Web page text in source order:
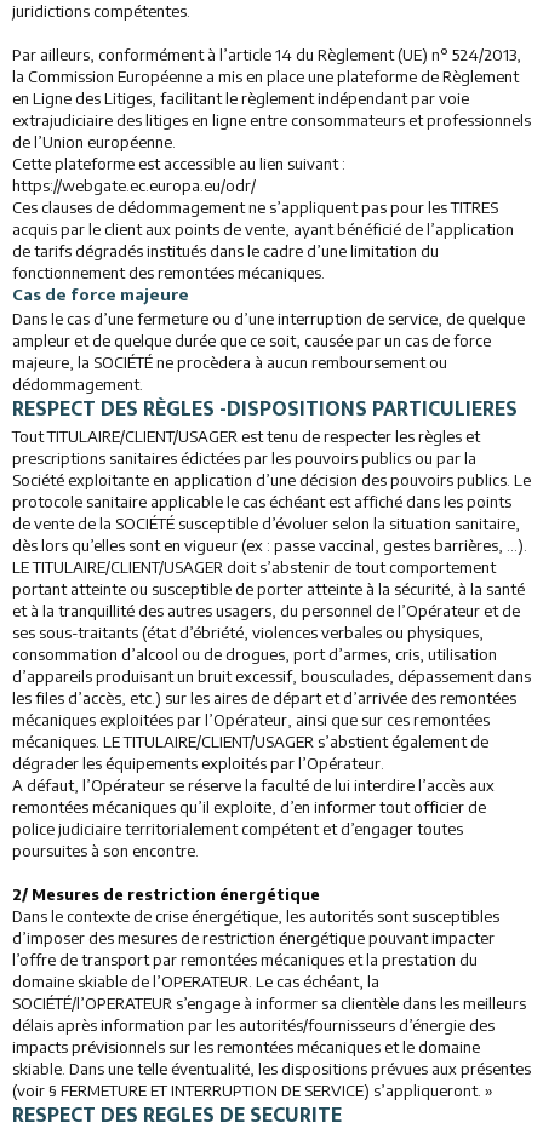
juridictions compétentes.
Par ailleurs, conformément à l’article 14 du Règlement (UE) n° 524/2013,
la Commission Européenne a mis en place une plateforme de Règlement
en Ligne des Litiges, facilitant le règlement indépendant par voie
extrajudiciaire des litiges en ligne entre consommateurs et professionnels
de l’Union européenne.
Cette plateforme est accessible au lien suivant :
https://webgate.ec.europa.eu/odr/
Ces clauses de dédommagement ne s’appliquent pas pour les TITRES
acquis par le client aux points de vente, ayant bénéficié de l’application
de tarifs dégradés institués dans le cadre d’une limitation du
fonctionnement des remontées mécaniques.
Cas de force majeure
Dans le cas d’une fermeture ou d’une interruption de service, de quelque
ampleur et de quelque durée que ce soit, causée par un cas de force
majeure, la SOCIÉTÉ ne procèdera à aucun remboursement ou
dédommagement.
RESPECT DES RÈGLES -DISPOSITIONS PARTICULIERES
Tout TITULAIRE/CLIENT/USAGER est tenu de respecter les règles et
prescriptions sanitaires édictées par les pouvoirs publics ou par la
Société exploitante en application d’une décision des pouvoirs publics. Le
protocole sanitaire applicable le cas échéant est affiché dans les points
de vente de la SOCIÉTÉ susceptible d’évoluer selon la situation sanitaire,
dès lors qu’elles sont en vigueur (ex : passe vaccinal, gestes barrières, …).
LE TITULAIRE/CLIENT/USAGER doit s’abstenir de tout comportement
portant atteinte ou susceptible de porter atteinte à la sécurité, à la santé
et à la tranquillité des autres usagers, du personnel de l’Opérateur et de
ses sous-traitants (état d’ébriété, violences verbales ou physiques,
consommation d’alcool ou de drogues, port d’armes, cris, utilisation
d’appareils produisant un bruit excessif, bousculades, dépassement dans
les files d’accès, etc.) sur les aires de départ et d’arrivée des remontées
mécaniques exploitées par l’Opérateur, ainsi que sur ces remontées
mécaniques. LE TITULAIRE/CLIENT/USAGER s’abstient également de
dégrader les équipements exploités par l’Opérateur.
A défaut, l’Opérateur se réserve la faculté de lui interdire l’accès aux
remontées mécaniques qu’il exploite, d’en informer tout officier de
police judiciaire territorialement compétent et d’engager toutes
poursuites à son encontre.
2/ Mesures de restriction énergétique
Dans le contexte de crise énergétique, les autorités sont susceptibles
d’imposer des mesures de restriction énergétique pouvant impacter
l’offre de transport par remontées mécaniques et la prestation du
domaine skiable de l’OPERATEUR. Le cas échéant, la
SOCIÉTÉ/l’OPERATEUR s’engage à informer sa clientèle dans les meilleurs
délais après information par les autorités/fournisseurs d’énergie des
impacts prévisionnels sur les remontées mécaniques et le domaine
skiable. Dans une telle éventualité, les dispositions prévues aux présentes
(voir § FERMETURE ET INTERRUPTION DE SERVICE) s’appliqueront. »
RESPECT DES REGLES DE SECURITE